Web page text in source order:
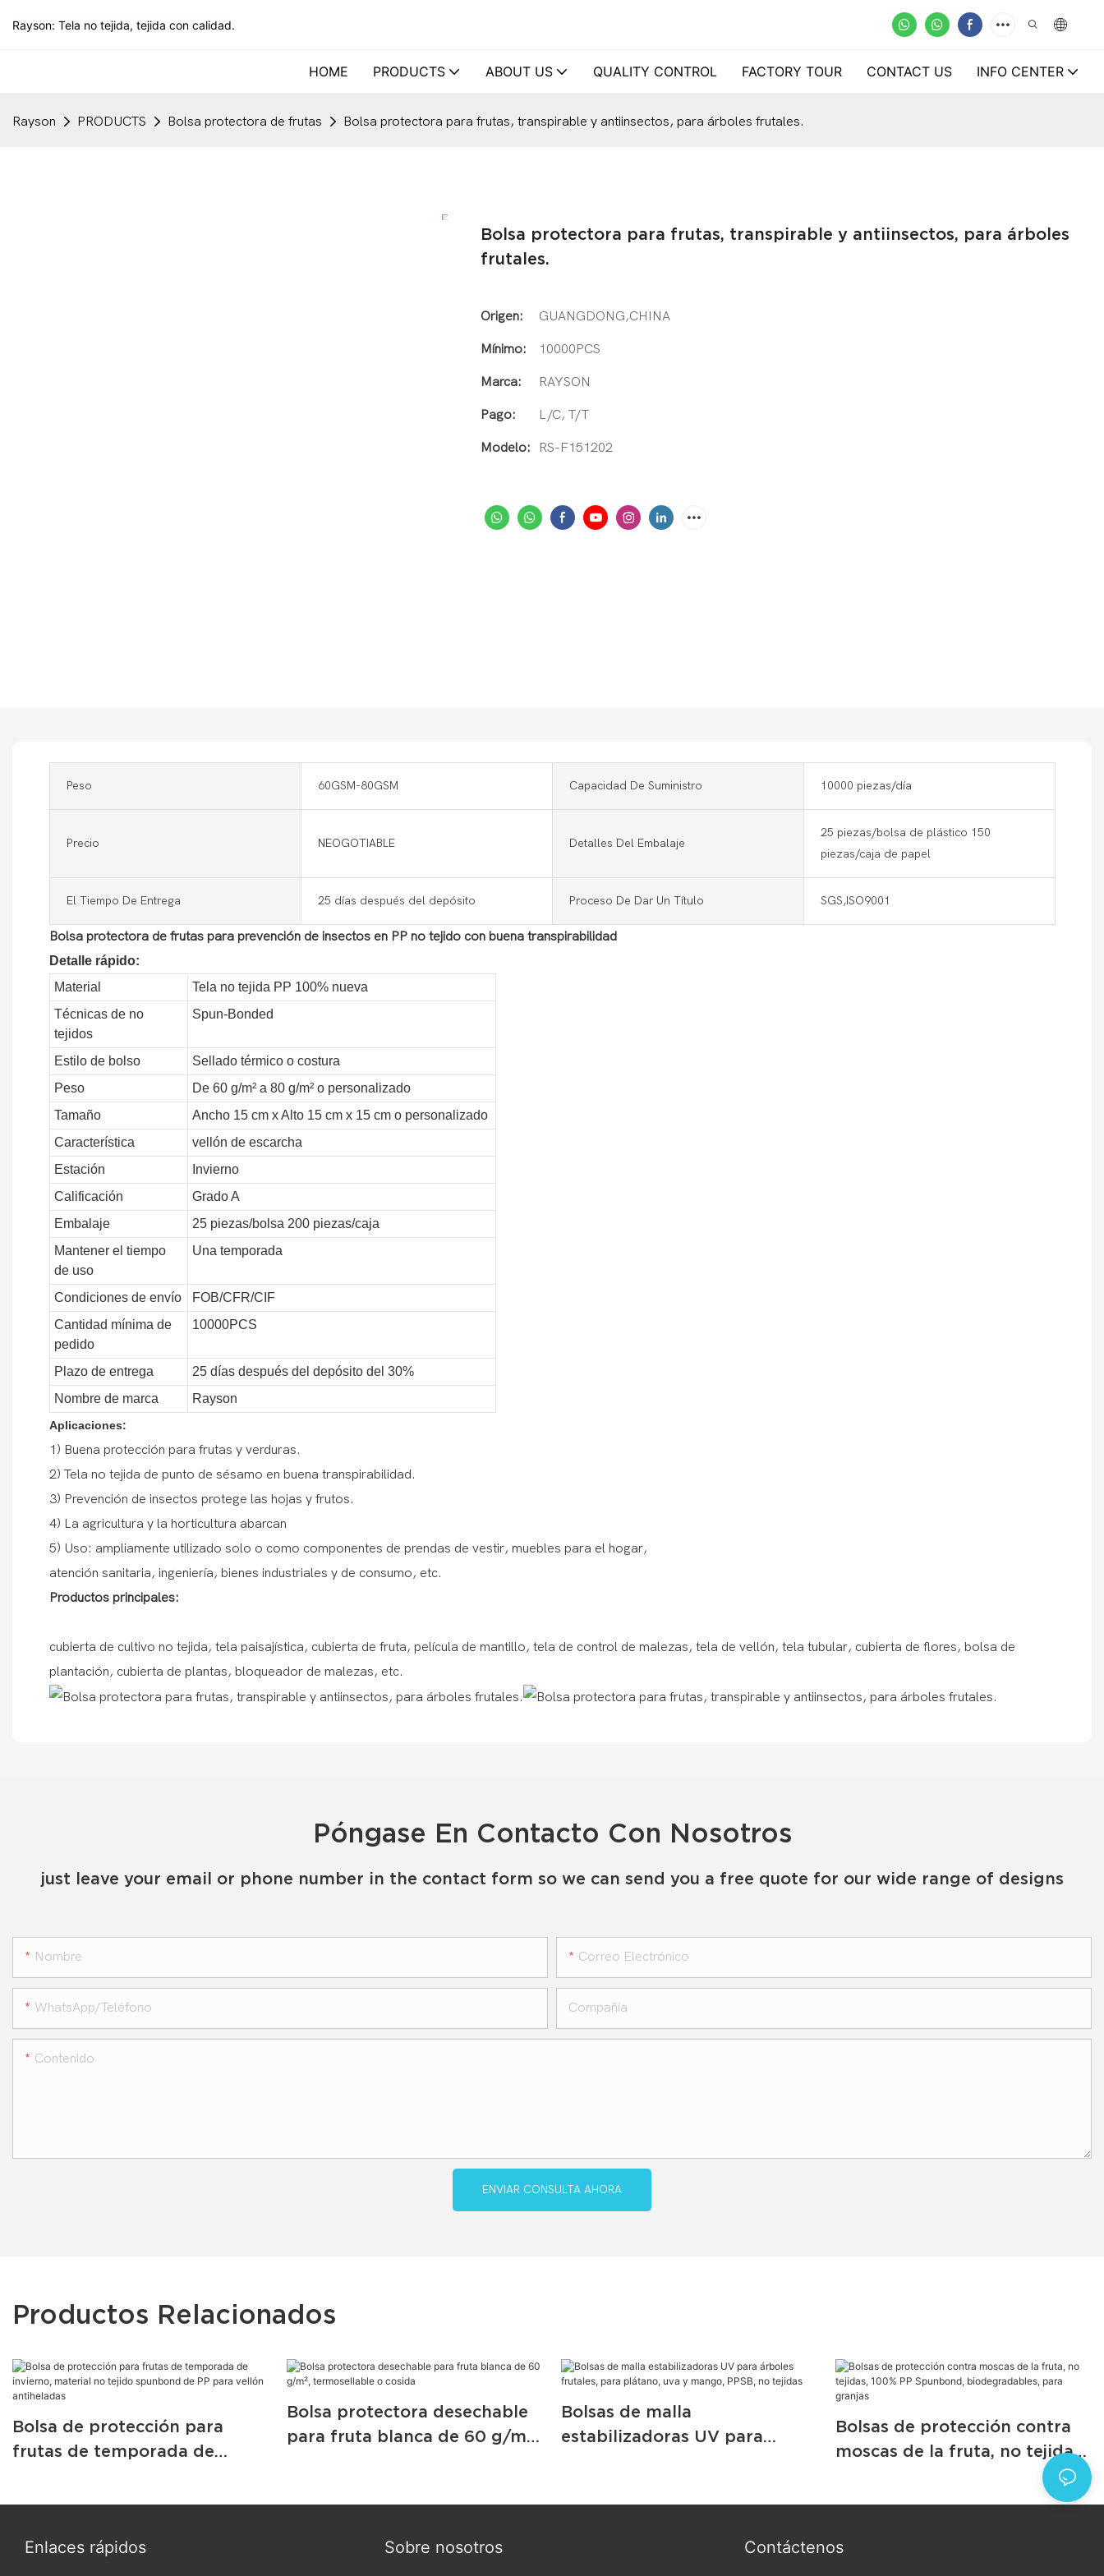
Rayson: Tela no tejida, tejida con calidad.
HOME PRODUCTS ABOUT US QUALITY CONTROL FACTORY TOUR CONTACT US INFO CENTER
Rayson PRODUCTS Bolsa protectora de frutas Bolsa protectora para frutas, transpirable y antiinsectos, para árboles frutales.
Bolsa protectora para frutas, transpirable y antiinsectos, para árboles
frutales.
Origen: GUANGDONG,CHINA
Mínimo: 10000PCS
Marca: RAYSON
Pago: L/C, T/T
Modelo: RS-F151202
Peso 60GSM-80GSM Capacidad De Suministro 10000 piezas/día
Precio NEOGOTIABLE Detalles Del Embalaje
25 piezas/bolsa de plástico 150
piezas/caja de papel
El Tiempo De Entrega 25 días después del depósito Proceso De Dar Un Título SGS,ISO9001
Bolsa protectora de frutas para prevención de insectos en PP no tejido con buena transpirabilidad
Detalle rápido:
Material
Tela no tejida PP 100% nueva
Técnicas de no
tejidos
Spun-Bonded
Estilo de bolso
Sellado térmico o costura
Peso
De 60 g/m² a 80 g/m² o personalizado
Tamaño
Ancho 15 cm x Alto 15 cm x 15 cm o personalizado
Característica
vellón de escarcha
Estación
Invierno
Calificación
Grado A
Embalaje
25 piezas/bolsa 200 piezas/caja
Mantener el tiempo
de uso
Una temporada
Condiciones de envío
FOB/CFR/CIF
Cantidad mínima de
pedido
10000PCS
Plazo de entrega
25 días después del depósito del 30%
Nombre de marca
Rayson
Aplicaciones:
1) Buena protección para frutas y verduras.
2) Tela no tejida de punto de sésamo en buena transpirabilidad.
3) Prevención de insectos protege las hojas y frutos.
4) La agricultura y la horticultura abarcan
5) Uso: ampliamente utilizado solo o como componentes de prendas de vestir, muebles para el hogar,
atención sanitaria, ingeniería, bienes industriales y de consumo, etc.
Productos principales:
cubierta de cultivo no tejida, tela paisajística, cubierta de fruta, película de mantillo, tela de control de malezas, tela de vellón, tela tubular, cubierta de flores, bolsa de
plantación, cubierta de plantas, bloqueador de malezas, etc.
Póngase En Contacto Con Nosotros
just leave your email or phone number in the contact form so we can send you a free quote for our wide range of designs
Nombre Correo Electrónico
WhatsApp/teléfono Compañía
Contenido
ENVIAR CONSULTA AHORA
Productos Relacionados
Bolsa de protección para
frutas de temporada de
spunbond de PP para vellón
Bolsa protectora desechable
para fruta blanca de 60 g/m²,
Bolsas de malla
estabilizadoras UV para
Bolsas de protección contra
moscas de la fruta, no tejidas,
biodegradables, para granjas
Enlaces rápidos Sobre nosotros Contáctenos